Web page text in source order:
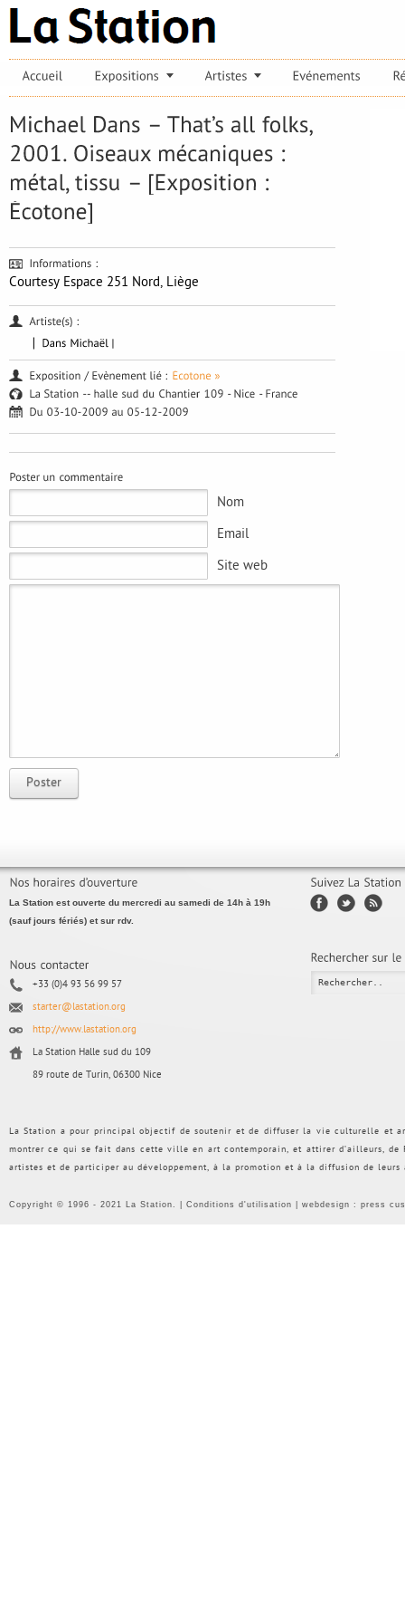
Courtesy Espace 251 Nord, Liège
Nom
Email
Site web
Poster
La Station est ouverte du mercredi au samedi de 14h à 19h
(sauf jours fériés) et sur rdv.
+33 (0)4 93 56 99 57
starter@lastation.org
http://www.lastation.org
La Station Halle sud du 109
89 route de Turin, 06300 Nice
La Station a pour principal objectif de soutenir et de diffuser la vie culturelle et
montrer ce qui se fait dans cette ville en art contemporain, et attirer d’ailleurs, de
artistes et de participer au développement, à la promotion et à la diffusion de
Copyright © 1996 - 2021 La Station. | Conditions d'utilisation | webdesign : press